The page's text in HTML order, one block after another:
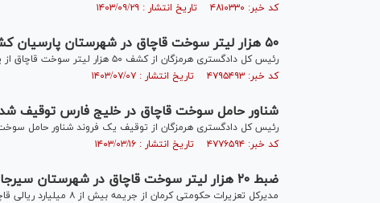
کد خبر: ۴۸۱۰۳۳۰ تاریخ انتشار : ۱۴۰۳/۰۹/۲۹
۵۰ هزار لیتر سوخت قاچاق در شهرستان پارسیان کشف شد
رئیس کل دادگستری هرمزگان از کشف ۵۰ هزار لیتر سوخت قاچاق از یک فروند شناورلنج در شهرستان پارسیان خبر داد.
کد خبر: ۴۷۹۵۴۹۳ تاریخ انتشار : ۱۴۰۳/۰۷/۰۷
شناور حامل سوخت قاچاق در خلیج فارس توقیف
رئیس کل دادگستری هرمزگان از توقیف یک فروند شناور حامل
کد خبر: ۴۷۷۶۵۹۴ تاریخ انتشار : ۱۴۰۳/۰۳/۱۶
ضبط ۲۰ هزار لیتر سوخت قاچاق در شهرستان سیرجان
مدیرکل تعزیرات حکومتی کرمان از جریمه بیش از ۸ میلیارد ریالی قاچاقچی سوخت در شهرستان سیرجان خبر داد.